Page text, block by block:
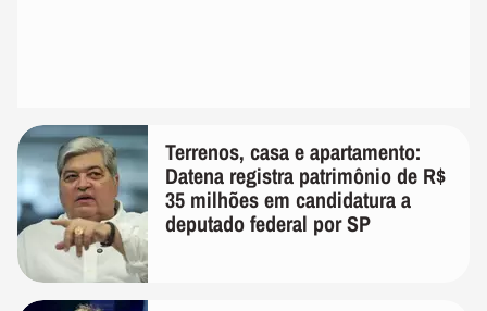
Terrenos, casa e apartamento:
Datena registra patrimônio de R$
35 milhões em candidatura a
deputado federal por SP